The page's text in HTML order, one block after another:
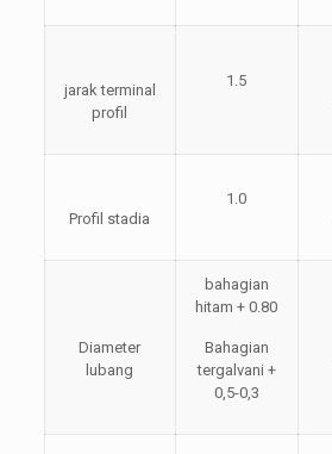
jarak terminal
profil
1.5
Profil stadia
1.0
Diameter
lubang
bahagian
hitam + 0.80
Bahagian
tergalvani +
0,5-0,3